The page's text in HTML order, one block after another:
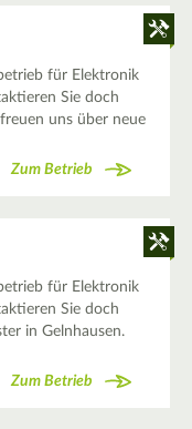
für Elektronik
Sie doch
uns über neue
Zum Betrieb
für Elektronik
Sie doch
in Gelnhausen.
Zum Betrieb